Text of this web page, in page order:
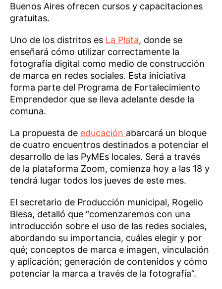
Buenos Aires ofrecen cursos y capacitaciones
gratuitas.
Uno de los distritos es La Plata, donde se
enseñará cómo utilizar correctamente la
fotografía digital como medio de construcción
de marca en redes sociales. Esta iniciativa
forma parte del Programa de Fortalecimiento
Emprendedor que se lleva adelante desde la
comuna.
La propuesta de educación abarcará un bloque
de cuatro encuentros destinados a potenciar el
desarrollo de las PyMEs locales. Será a través
de la plataforma Zoom, comienza hoy a las 18 y
tendrá lugar todos los jueves de este mes.
El secretario de Producción municipal, Rogelio
Blesa, detalló que “comenzaremos con una
introducción sobre el uso de las redes sociales,
abordando su importancia, cuáles elegir y por
qué; conceptos de marca e imagen, vinculación
y aplicación; generación de contenidos y cómo
potenciar la marca a través de la fotografía”.